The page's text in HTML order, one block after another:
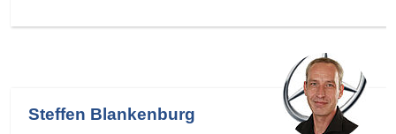
Steffen Blankenburg